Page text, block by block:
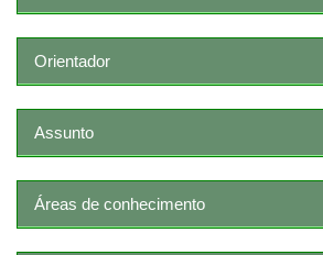
Orientador
Assunto
Áreas de conhecimento